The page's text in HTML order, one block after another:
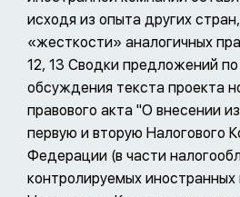
исходя из опыта других
«жесткости» аналогичных
12, 13 Сводки предложений по
обсуждения текста проекта
правового акта "О внесении
первую и вторую Налогового
Федерации (в части
контролируемых иностранных